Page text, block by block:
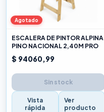
Agotado
ESCALERA DE PINTOR ALPINA
PINO NACIONAL 2,40M PRO
$ 94060,99
Sin stock
Vista
rápida
Ver
producto